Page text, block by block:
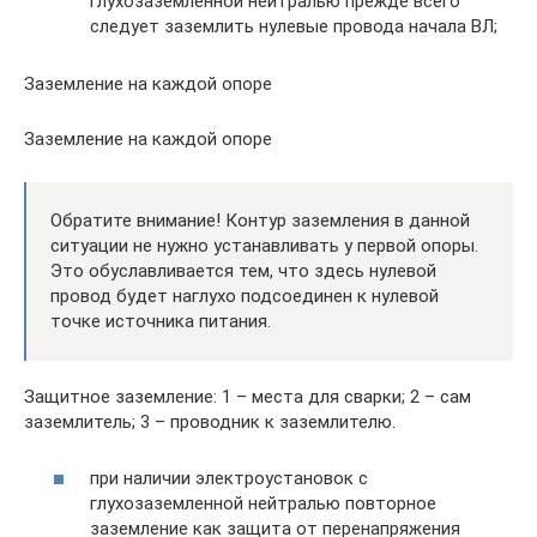
следует заземлить нулевые провода начала ВЛ;
Заземление на каждой опоре
Заземление на каждой опоре
Обратите внимание! Контур заземления в данной
ситуации не нужно устанавливать у первой опоры.
Это обуславливается тем, что здесь нулевой
провод будет наглухо подсоединен к нулевой
точке источника питания.
Защитное заземление: 1 – места для сварки; 2 – сам
заземлитель; 3 – проводник к заземлителю.
при наличии электроустановок с
глухозаземленной нейтралью повторное
заземление как защита от перенапряжения